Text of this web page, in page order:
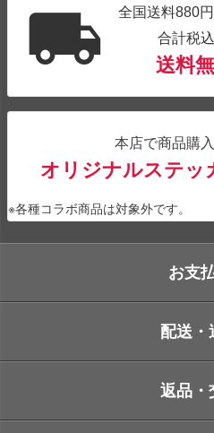
全国送料880
合計税
送料
本店で商品購
オリジナルステッ
※各種コラボ商品は対象外です。
お支
配送・
返品・